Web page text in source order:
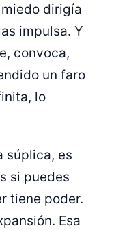
dirigía
impulsa. Y
convoca,
un faro
lo
súplica, es
si puedes
tiene poder.
Esa